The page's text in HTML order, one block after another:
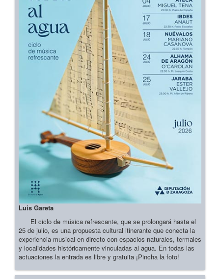
Luis Gareta
El ciclo de música refrescante, que se prolongará hasta el
25 de julio, es una propuesta cultural itinerante que conecta la
experiencia musical en directo con espacios naturales, termales
y localidades históricamente vinculadas al agua. En todas las
actuaciones la entrada es libre y gratuita ¡Pincha la foto!